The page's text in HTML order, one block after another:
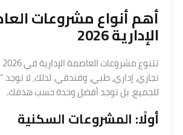
أهم أنواع مشروعات
الإدارية 2026
تجاري، إداري، طبي، وفندقي. لذلك، لا
للجميع، بل توجد أفضل وحدة حسب هدفك.
أولًا: المشروعات السكنية